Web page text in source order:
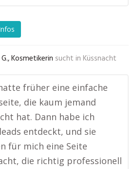
Kosmetikerin sucht in Küssnacht
früher eine einfache
die kaum jemand
hat. Dann habe ich
entdeckt, und sie
für mich eine Seite
die richtig professionell